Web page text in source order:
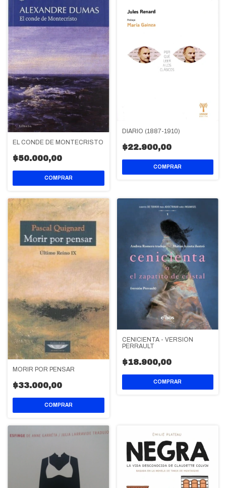
EL CONDE DE MONTECRISTO
$50.000,00
DIARIO (1887-1910)
$22.900,00
MORIR POR PENSAR
$33.000,00
CENICIENTA - VERSIÓN
PERRAULT
$18.900,00